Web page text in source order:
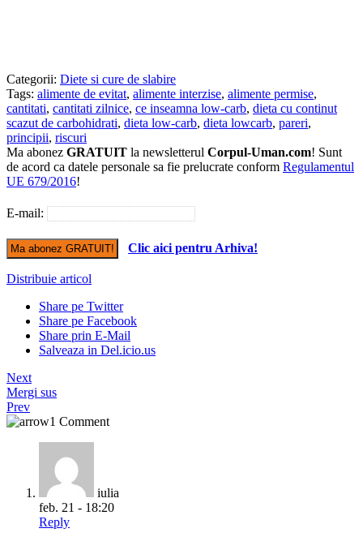
Categorii: Diete si cure de slabire
Tags: alimente de evitat, alimente interzise, alimente permise,
cantitati, cantitati zilnice, ce inseamna low-carb, dieta cu continut
scazut de carbohidrati, dieta low-carb, dieta lowcarb, pareri,
principii, riscuri
Ma abonez GRATUIT la newsletterul Corpul-Uman.com! Sunt
de acord ca datele personale sa fie prelucrate conform Regulamentul
UE 679/2016!
E-mail:
Clic aici pentru Arhiva!
Distribuie articol
Share pe Twitter
Share pe Facebook
Share prin E-Mail
Salveaza in Del.icio.us
Next
Mergi sus
Prev
1 Comment
iulia
feb. 21 - 18:20
Reply